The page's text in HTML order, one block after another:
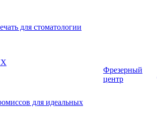
для стоматологии
для идеальных
Фрезерный
центр